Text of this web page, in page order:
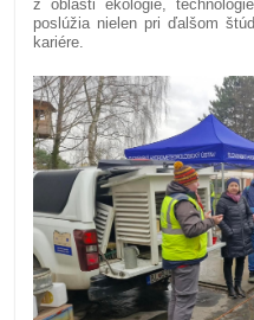
z oblasti ekológie,
poslúžia nielen pri ďalšom
kariére.